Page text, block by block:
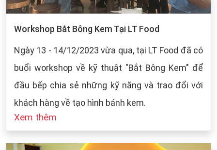
Workshop Bắt Bông Kem Tại LT Food
Ngày 13 - 14/12/2023 vừa qua, tại LT Food đã có
buổi workshop về kỹ thuật "Bắt Bông Kem" để
đầu bếp chia sẻ những kỹ năng và trao đổi với
khách hàng về tạo hình bánh kem.
Xem thêm